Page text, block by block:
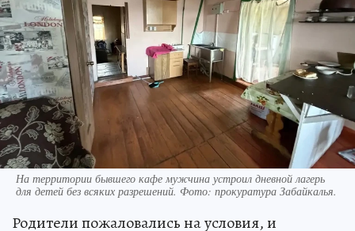
На территории бывшего кафе мужчина устроил дневной лагерь
для детей без всяких разрешений. Фото: прокуратура Забайкалья.
Родители пожаловались на условия, и